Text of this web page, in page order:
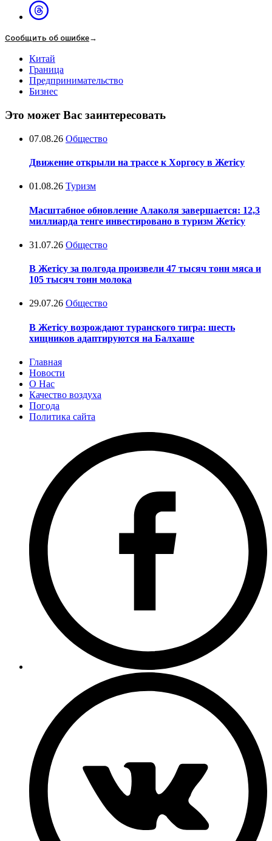
Сообщить об ошибке→
Китай
Граница
Предпринимательство
Бизнес
Это может Вас заинтересовать
07.08.26 Общество
Движение открыли на трассе к Хоргосу в Жетісу
01.08.26 Туризм
Масштабное обновление Алаколя завершается: 12,3
миллиарда тенге инвестировано в туризм Жетісу
31.07.26 Общество
В Жетісу за полгода произвели 47 тысяч тонн мяса и
105 тысяч тонн молока
29.07.26 Общество
В Жетісу возрождают туранского тигра: шесть
хищников адаптируются на Балхаше
Главная
Новости
О Нас
Качество воздуха
Погода
Политика сайта